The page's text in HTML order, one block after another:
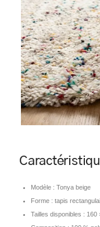
Modèle : Tonya beige
Forme : tapis
Tailles disponibles :